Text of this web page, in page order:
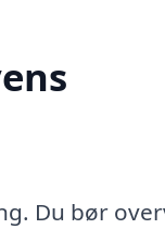
Du bør